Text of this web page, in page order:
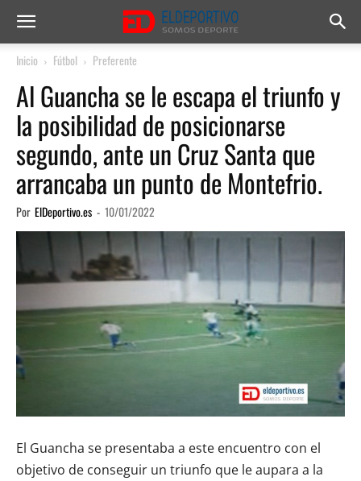
Inicio Fútbol Preferente
Al Guancha se le escapa el triunfo y
la posibilidad de posicionarse
segundo, ante un Cruz Santa que
arrancaba un punto de Montefrio.
Por ElDeportivo.es - 10/01/2022
El Guancha se presentaba a este encuentro con el
objetivo de conseguir un triunfo que le aupara a la